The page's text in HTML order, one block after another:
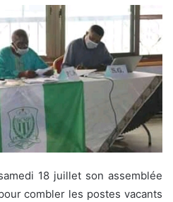
18 juillet son assemblée
combler les postes vacants